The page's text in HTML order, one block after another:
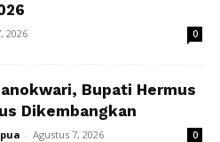
2026 0
Bupati Hermus
Dikembangkan
- Agustus 7, 2026 0